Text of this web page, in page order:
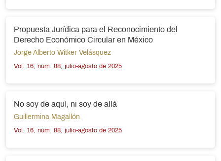
Propuesta Jurídica para el Reconocimiento del
Derecho Económico Circular en México
Jorge Alberto Witker Velásquez
Vol. 16, núm. 88, julio-agosto de 2025
No soy de aquí, ni soy de allá
Guillermina Magallón
Vol. 16, núm. 88, julio-agosto de 2025